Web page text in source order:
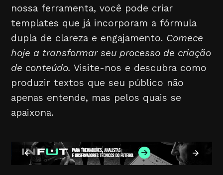
nossa ferramenta, você pode criar
templates que já incorporam a fórmula
dupla de clareza e engajamento. Comece
hoje a transformar seu processo de criação
de conteúdo. Visite-nos e descubra como
produzir textos que seu público não
apenas entende, mas pelos quais se
apaixona.